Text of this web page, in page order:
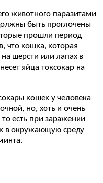
животного паразитами
быть проглочены
прошли период
что кошка, которая
на шерсти или лапах в
яйца токсокар на
кошек у человека
но, хоть и очень
есть при заражении
в окружающую среду